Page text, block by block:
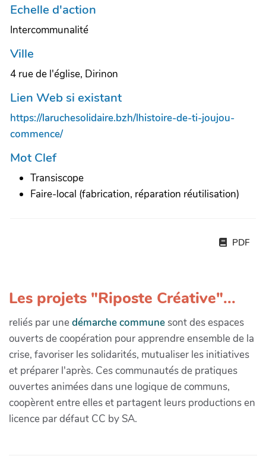
Echelle d'action
Intercommunalité
Ville
4 rue de l'église, Dirinon
Lien Web si existant
https://laruchesolidaire.bzh/lhistoire-de-ti-joujou-
commence/
Mot Clef
Transiscope
Faire-local (fabrication, réparation réutilisation)
PDF